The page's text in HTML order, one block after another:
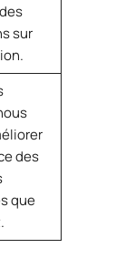
sur
des
que